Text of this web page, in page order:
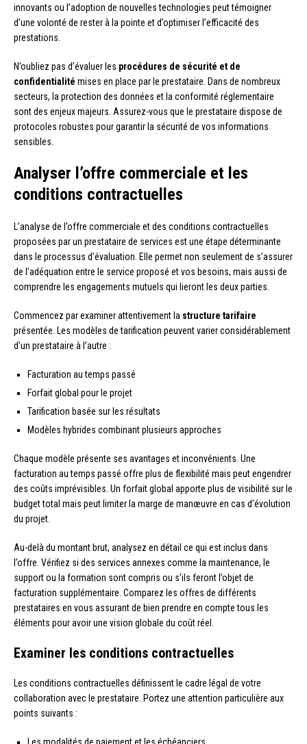
innovants ou l’adoption de nouvelles technologies peut témoigner
d’une volonté de rester à la pointe et d’optimiser l’efficacité des
prestations.
N’oubliez pas d’évaluer les procédures de sécurité et de
confidentialité mises en place par le prestataire. Dans de nombreux
secteurs, la protection des données et la conformité réglementaire
sont des enjeux majeurs. Assurez-vous que le prestataire dispose de
protocoles robustes pour garantir la sécurité de vos informations
sensibles.
Analyser l’offre commerciale et les
conditions contractuelles
L’analyse de l’offre commerciale et des conditions contractuelles
proposées par un prestataire de services est une étape déterminante
dans le processus d’évaluation. Elle permet non seulement de s’assurer
de l’adéquation entre le service proposé et vos besoins, mais aussi de
comprendre les engagements mutuels qui lieront les deux parties.
Commencez par examiner attentivement la structure tarifaire
présentée. Les modèles de tarification peuvent varier considérablement
d’un prestataire à l’autre :
Facturation au temps passé
Forfait global pour le projet
Tarification basée sur les résultats
Modèles hybrides combinant plusieurs approches
Chaque modèle présente ses avantages et inconvénients. Une
facturation au temps passé offre plus de flexibilité mais peut engendrer
des coûts imprévisibles. Un forfait global apporte plus de visibilité sur le
budget total mais peut limiter la marge de manœuvre en cas d’évolution
du projet.
Au-delà du montant brut, analysez en détail ce qui est inclus dans
l’offre. Vérifiez si des services annexes comme la maintenance, le
support ou la formation sont compris ou s’ils feront l’objet de
facturation supplémentaire. Comparez les offres de différents
prestataires en vous assurant de bien prendre en compte tous les
éléments pour avoir une vision globale du coût réel.
Examiner les conditions contractuelles
Les conditions contractuelles définissent le cadre légal de votre
collaboration avec le prestataire. Portez une attention particulière aux
points suivants :